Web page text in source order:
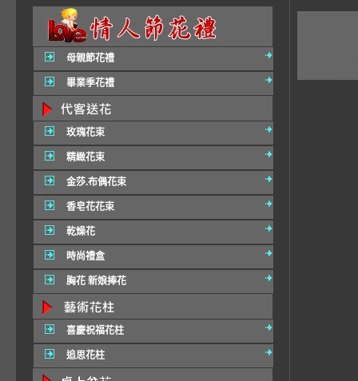
母親節花禮
畢業季花禮
玫瑰花束
精緻花束
金莎.布偶花束
香皂花花束
乾燥花
時尚禮盒
胸花 新娘捧花
喜慶祝福花柱
追思花柱